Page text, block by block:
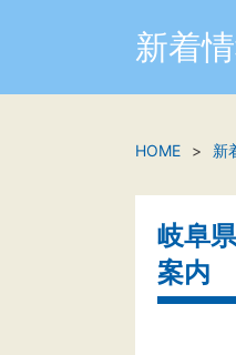
新着
HOME 新
岐阜
案内